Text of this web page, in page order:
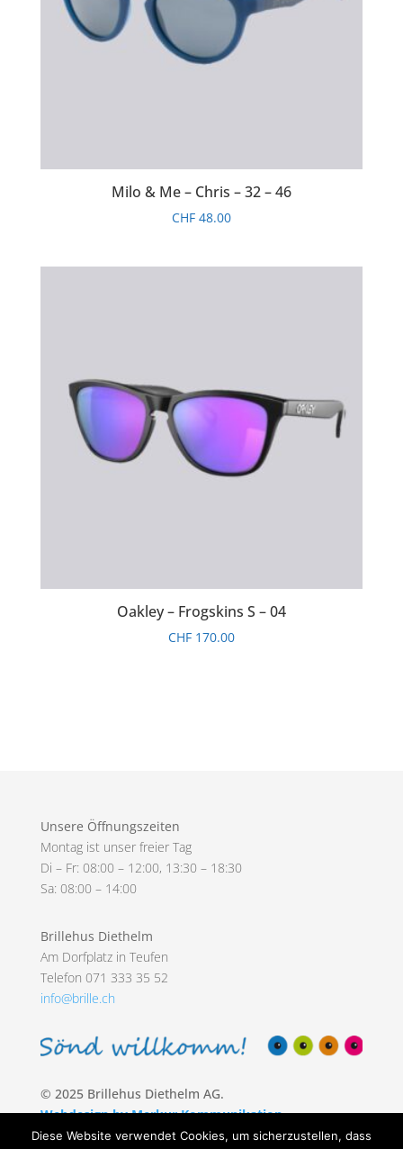
Milo & Me – Chris – 32 – 46
CHF48.00
Oakley – Frogskins S – 04
CHF170.00
Unsere Öffnungszeiten
Montag ist unser freier Tag
Di – Fr: 08:00 – 12:00, 13:30 – 18:30
Sa: 08:00 – 14:00
Brillehus Diethelm
Am Dorfplatz in Teufen
Telefon 071 333 35 52
info@brille.ch
© 2025 Brillehus Diethelm AG.
Webdesign by Merkur Kommunikation
Diese Website verwendet Cookies, um sicherzustellen, dass